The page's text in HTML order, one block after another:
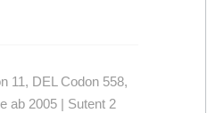
11, DEL Codon 558,
ab 2005 | Sutent 2